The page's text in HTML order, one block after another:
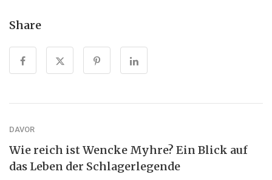
Share
DAVOR
Wie reich ist Wencke Myhre? Ein Blick auf
das Leben der Schlagerlegende